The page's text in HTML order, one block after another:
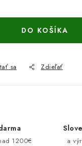
DO KOŠÍKA
sa Zdieľať
1200€ a